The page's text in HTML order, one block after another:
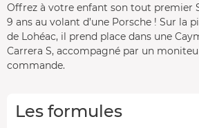
Offrez à votre enfant son tout premier
9 ans au volant d’une Porsche ! Sur la
de Lohéac, il prend place dans une
Carrera S, accompagné par un
commande.
Les formules